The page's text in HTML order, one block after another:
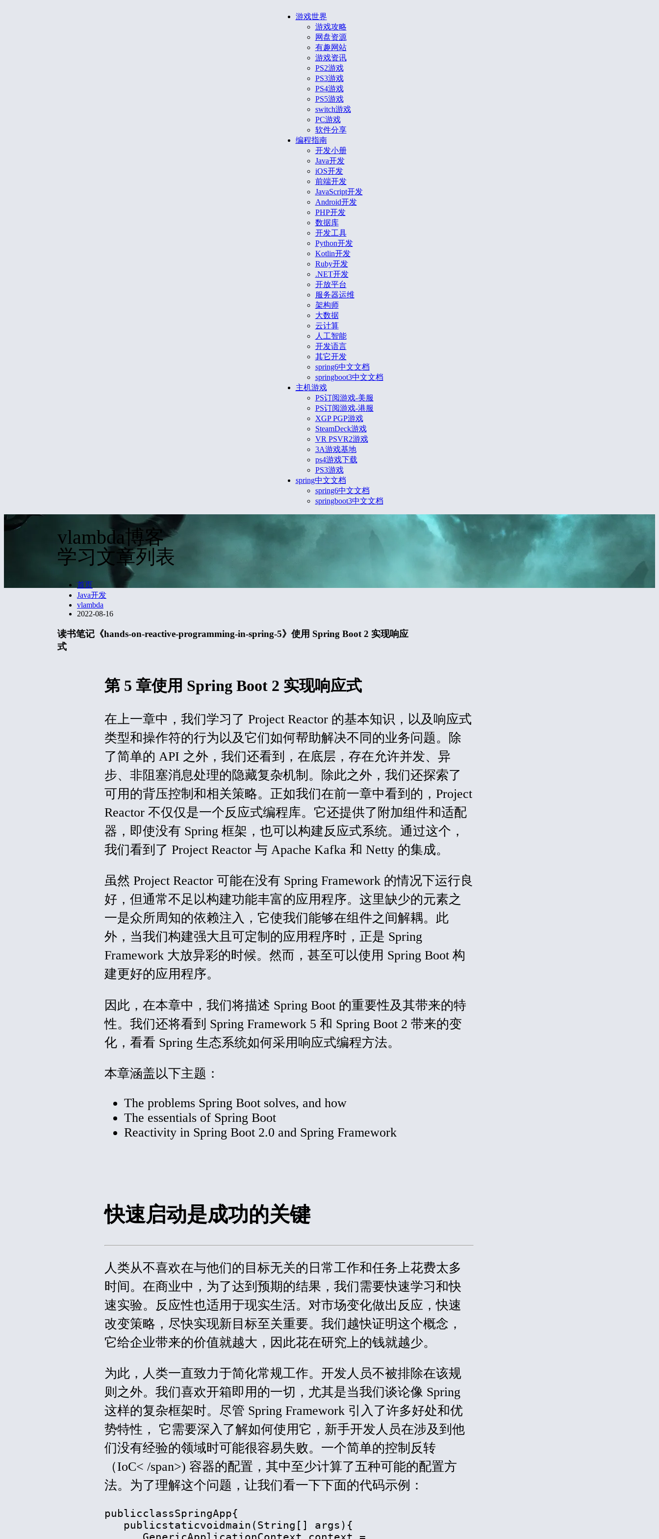
游戏世界
游戏攻略
网盘资源
有趣网站
游戏资讯
PS2游戏
PS3游戏
PS4游戏
PS5游戏
switch游戏
PC游戏
软件分享
编程指南
开发小册
Java开发
iOS开发
前端开发
JavaScript开发
Android开发
PHP开发
数据库
开发工具
Python开发
Kotlin开发
Ruby开发
.NET开发
开放平台
服务器运维
架构师
大数据
云计算
人工智能
开发语言
其它开发
spring6中文文档
springboot3中文文档
主机游戏
PS订阅游戏-美服
PS订阅游戏-港服
XGP PGP游戏
SteamDeck游戏
VR PSVR2游戏
3A游戏基地
ps4游戏下载
PS3游戏
spring中文文档
spring6中文文档
springboot3中文文档
vlambda博客
学习文章列表
首页
Java开发
vlambda
2022-08-16
读书笔记《hands-on-reactive-programming-in-spring-5》使用 Spring Boot 2 实现响应
式
第 5 章使用 Spring Boot 2 实现响应式
在上一章中，我们学习了 Project Reactor 的基本知识，以及响应式
类型和操作符的行为以及它们如何帮助解决不同的业务问题。除
了简单的 API 之外，我们还看到，在底层，存在允许并发、异
步、非阻塞消息处理的隐藏复杂机制。除此之外，我们还探索了
可用的背压控制和相关策略。正如我们在前一章中看到的，Project
Reactor 不仅仅是一个反应式编程库。它还提供了附加组件和适配
器，即使没有 Spring 框架，也可以构建反应式系统。通过这个，
我们看到了 Project Reactor 与 Apache Kafka 和 Netty 的集成。
虽然 Project Reactor 可能在没有 Spring Framework 的情况下运行良
好，但通常不足以构建功能丰富的应用程序。这里缺少的元素之
一是众所周知的依赖注入，它使我们能够在组件之间解耦。此
外，当我们构建强大且可定制的应用程序时，正是 Spring
Framework 大放异彩的时候。然而，甚至可以使用 Spring Boot 构
建更好的应用程序。
因此，在本章中，我们将描述 Spring Boot 的重要性及其带来的特
性。我们还将看到 Spring Framework 5 和 Spring Boot 2 带来的变
化，看看 Spring 生态系统如何采用响应式编程方法。
本章涵盖以下主题：
The problems Spring Boot solves, and how
The essentials of Spring Boot
Reactivity in Spring Boot 2.0 and Spring Framework
快速启动是成功的关键
人类从不喜欢在与他们的目标无关的日常工作和任务上花费太多
时间。在商业中，为了达到预期的结果，我们需要快速学习和快
速实验。反应性也适用于现实生活。对市场变化做出反应，快速
改变策略，尽快实现新目标至关重要。我们越快证明这个概念，
它给企业带来的价值就越大，因此花在研究上的钱就越少。
为此，人类一直致力于简化常规工作。开发人员不被排除在该规
则之外。我们喜欢开箱即用的一切，尤其是当我们谈论像 Spring
这样的复杂框架时。尽管 Spring Framework 引入了许多好处和优
势特性， 它需要深入了解如何使用它，新手开发人员在涉及到他
们没有经验的领域时可能很容易失败。一个简单的控制反转
（IoC< /span>) 容器的配置，其中至少计算了五种可能的配置方
法。为了理解这个问题，让我们看一下下面的代码示例：
publicclassSpringApp{
   publicstaticvoidmain(String[] args){